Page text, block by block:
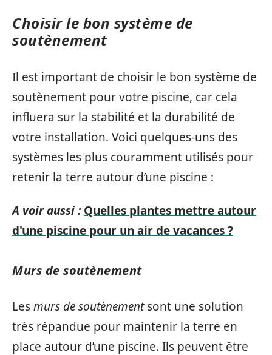
Choisir le bon système de
soutènement
Il est important de choisir le bon système de
soutènement pour votre piscine, car cela
influera sur la stabilité et la durabilité de
votre installation. Voici quelques-uns des
systèmes les plus couramment utilisés pour
retenir la terre autour d’une piscine :
A voir aussi : Quelles plantes mettre autour
d'une piscine pour un air de vacances ?
Murs de soutènement
Lesmurs de soutènementsont une solution
très répandue pour maintenir la terre en
place autour d’une piscine. Ils peuvent être